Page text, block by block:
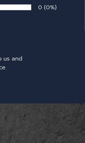
Number of rates:
0 Percentage of
(0%)
us and